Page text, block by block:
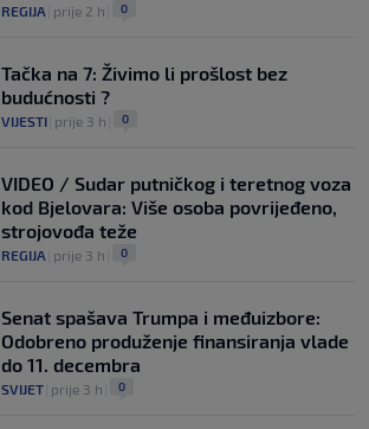
REGIJA prije 2 h 0
Tačka na 7: Živimo li prošlost bez
budućnosti ?
VIJESTI prije 3 h 0
VIDEO / Sudar putničkog i teretnog voza
kod Bjelovara: Više osoba povrijeđeno,
strojovođa teže
REGIJA prije 3 h 0
Senat spašava Trumpa i međuizbore:
Odobreno produženje finansiranja vlade
do 11. decembra
SVIJET prije 3 h 0